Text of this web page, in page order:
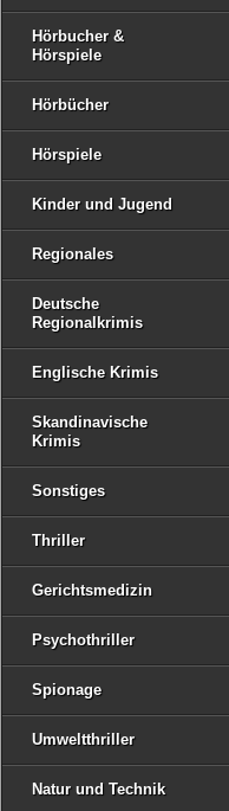
Hörbucher &
Hörspiele
Hörbücher
Hörspiele
Kinder und Jugend
Regionales
Deutsche
Regionalkrimis
Englische Krimis
Skandinavische
Krimis
Sonstiges
Thriller
Gerichtsmedizin
Psychothriller
Spionage
Umweltthriller
Natur und Technik